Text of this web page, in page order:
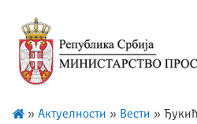
» Актуелности » Вести »